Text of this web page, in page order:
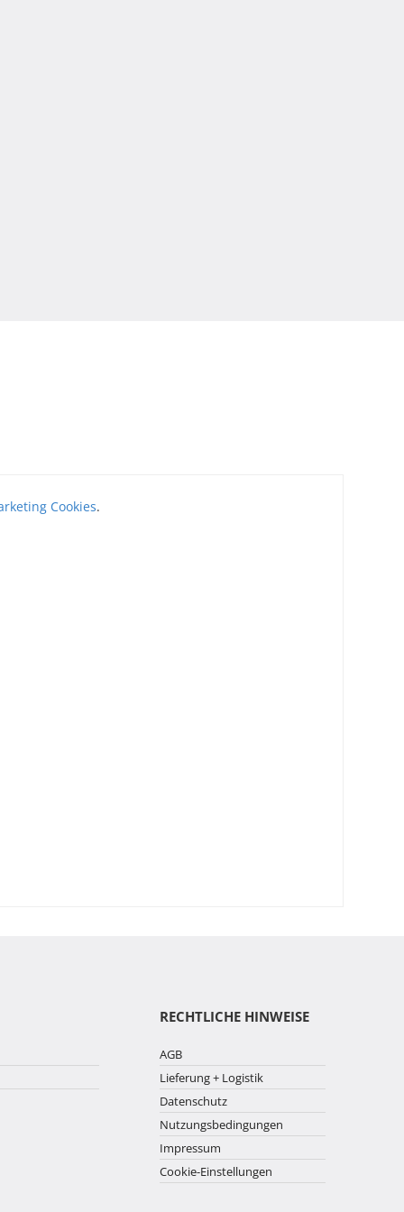
Cookies.
RECHTLICHE HINWEISE
AGB
Lieferung + Logistik
Datenschutz
Nutzungsbedingungen
Impressum
Cookie-Einstellungen